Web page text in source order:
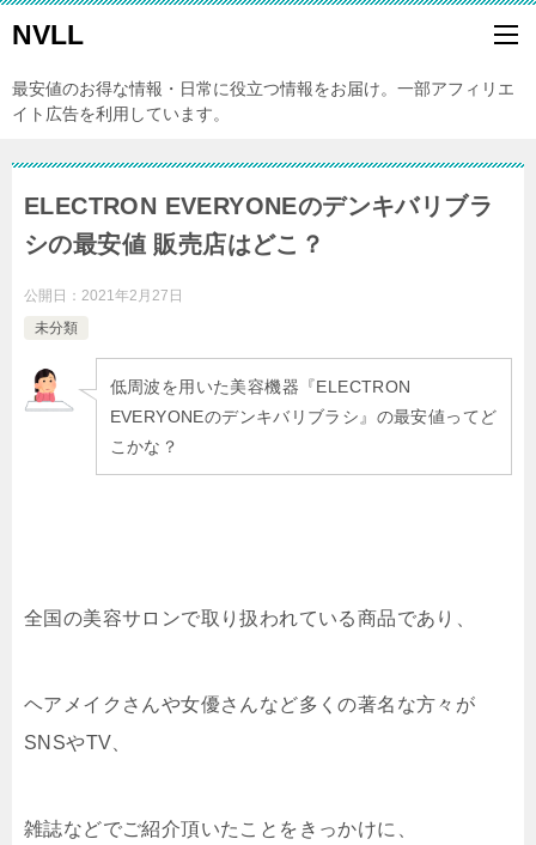
NVLL
最安値のお得な情報・日常に役立つ情報をお届け。一部アフィリエ
イト広告を利用しています。
ELECTRON EVERYONEのデンキバリブラ
シの最安値 販売店はどこ？
公開日： 2021年2月27日
未分類
低周波を用いた美容機器 『ELECTRON
EVERYONEのデンキバリブラシ』の最安値ってど
こかな？
全国の美容サロンで取り扱われている商品であり、
ヘアメイクさんや女優さんなど多くの著名な方々が
SNSやTV、
雑誌などでご紹介頂いたことをきっかけに、